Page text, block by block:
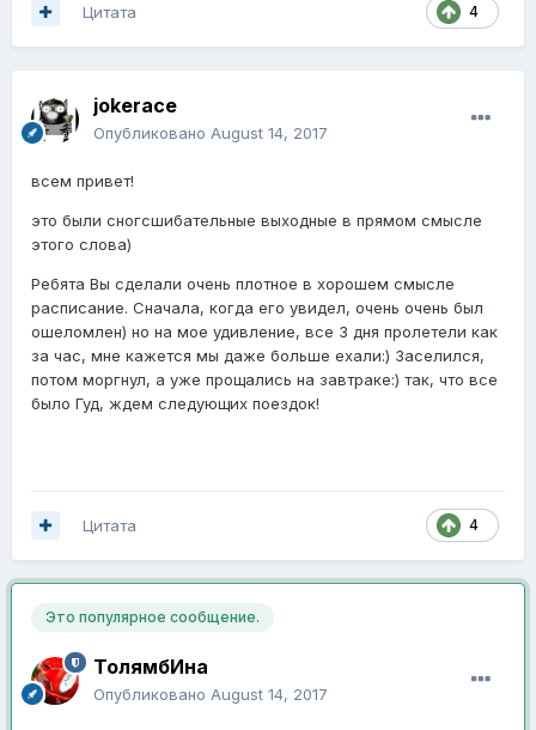
4
Цитата
jokerace
Опубликовано August 14, 2017
всем привет!
это были сногсшибательные выходные в прямом смысле
этого слова)
Ребята Вы сделали очень плотное в хорошем смысле
расписание. Сначала, когда его увидел, очень очень был
ошеломлен) но на мое удивление, все 3 дня пролетели как
за час, мне кажется мы даже больше ехали:) Заселился,
потом моргнул, а уже прощались на завтраке:) так, что все
было Гуд, ждем следующих поездок!
4
Цитата
Это популярное сообщение.
ТолямбИна
Опубликовано August 14, 2017